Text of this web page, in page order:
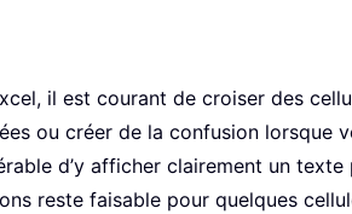
il est courant de croiser des
ou créer de la confusion lorsque
d’y afficher clairement un texte
reste faisable pour quelques